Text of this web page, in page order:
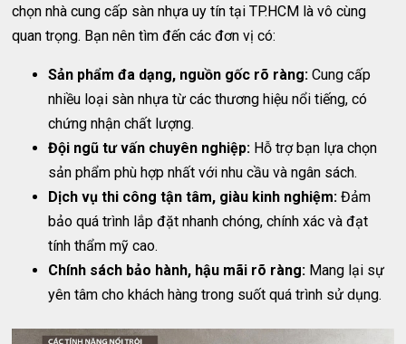
chọn nhà cung cấp sàn nhựa uy tín tại TP.HCM là vô cùng
quan trọng. Bạn nên tìm đến các đơn vị có:
Sản phẩm đa dạng, nguồn gốc rõ ràng: Cung cấp
nhiều loại sàn nhựa từ các thương hiệu nổi tiếng, có
chứng nhận chất lượng.
Đội ngũ tư vấn chuyên nghiệp: Hỗ trợ bạn lựa chọn
sản phẩm phù hợp nhất với nhu cầu và ngân sách.
Dịch vụ thi công tận tâm, giàu kinh nghiệm: Đảm
bảo quá trình lắp đặt nhanh chóng, chính xác và đạt
tính thẩm mỹ cao.
Chính sách bảo hành, hậu mãi rõ ràng: Mang lại sự
yên tâm cho khách hàng trong suốt quá trình sử dụng.